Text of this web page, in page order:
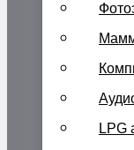
LPG